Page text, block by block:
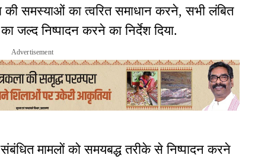
की समस्याओं का त्वरित समाधान करने, सभी लंबित
जल्द निष्पादन करने का निर्देश दिया.
Advertisement
मामलों को समयबद्ध तरीके से निष्पादन करने